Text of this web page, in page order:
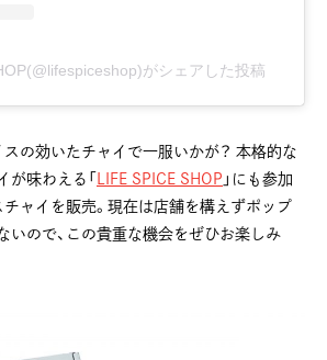
がシェアした投稿
スの効いたチャイで一服いかが？ 本格的な
が味わえる「
LIFE SPICE SHOP 」にも参加
チャイを販売。現在は店舗を構えずポップ
いので、この貴重な機会をぜひお楽しみ